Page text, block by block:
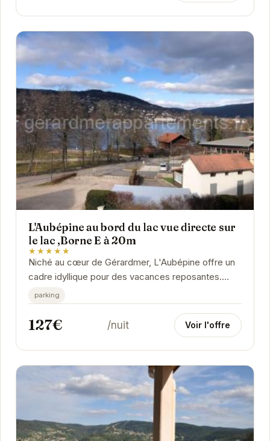
L'Aubépine au bord du lac vue directe sur
le lac ,Borne E à 20m
★★★★★
Niché au cœur de Gérardmer, L'Aubépine offre un
cadre idyllique pour des vacances reposantes.
Avec sa vue imprenable sur le lac et son...
parking
127€ /nuit Voir l'offre